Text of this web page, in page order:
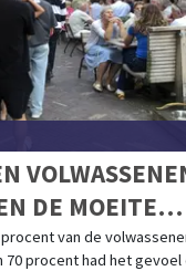
DE MOEITE
procent van de
procent had het gevoel